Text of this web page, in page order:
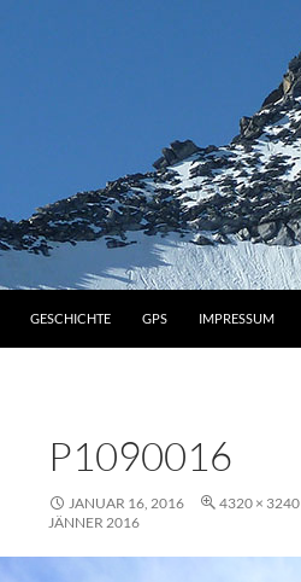
GESCHICHTE GPS IMPRESSUM
P1090016
JANUAR 16, 2016 4320 × 3240
JÄNNER 2016